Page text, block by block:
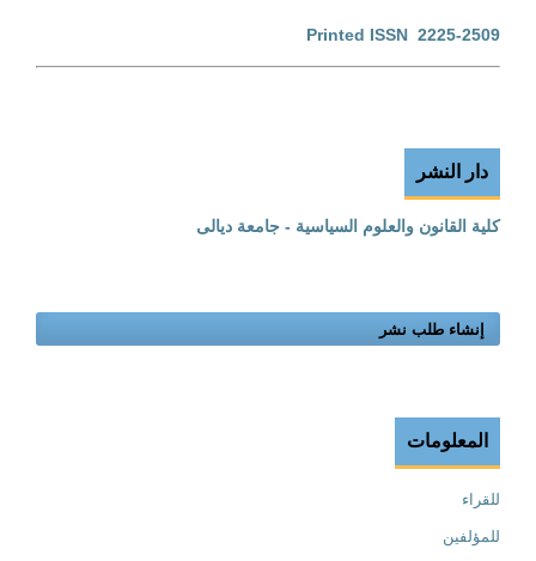
Printed ISSN 2225-2509
دار النشر
كلية القانون والعلوم السياسية - جامعة ديالى
إنشاء طلب نشر
المعلومات
للقراء
للمؤلفين